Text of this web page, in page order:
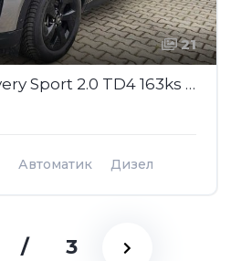
21
Land Rover Discovery Sport 2.0 TD4 163ks S 4WD AT (SAJ014)
Автоматик Дизел
/ 3